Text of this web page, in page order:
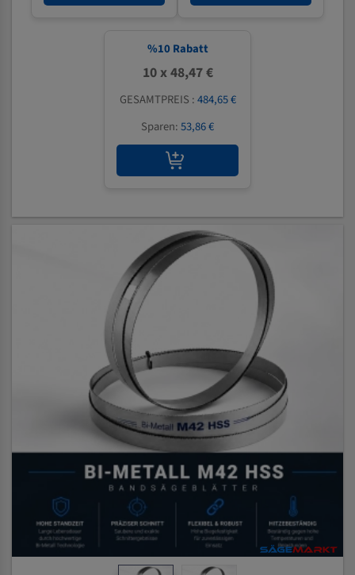
%10 Rabatt
10 x 48,47 €
GESAMTPREIS :484,65 €
Sparen:53,86 €